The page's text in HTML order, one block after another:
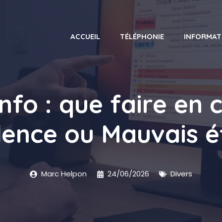
ACCUEIL TÉLÉPHONIE
: que faire en
ou Mauvais
Marc Helpon 24/06/2026 Divers